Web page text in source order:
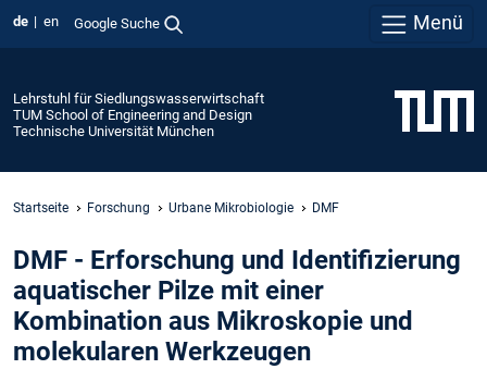
de en Google Suche Menü
Lehrstuhl für Siedlungswasserwirtschaft
TUM School of Engineering and Design
Technische Universität München
Startseite Forschung Urbane Mikrobiologie DMF
DMF - Erforschung und Identifizierung
aquatischer Pilze mit einer
Kombination aus Mikroskopie und
molekularen Werkzeugen